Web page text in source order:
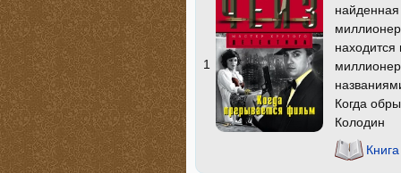
1
Когда
Колодин